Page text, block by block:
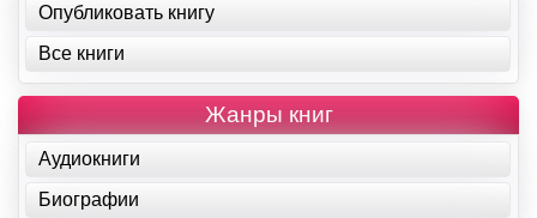
Опубликовать книгу
Все книги
Жанры книг
Аудиокниги
Биографии